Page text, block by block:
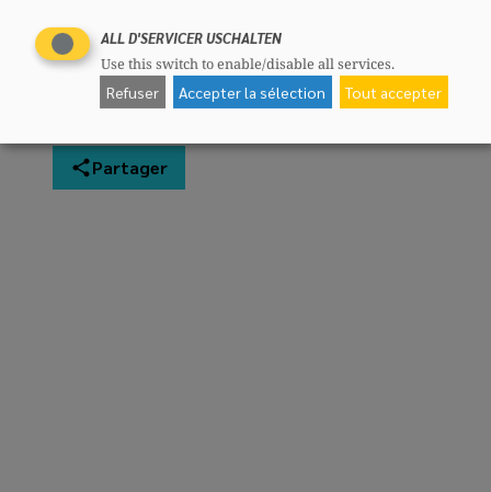
Partager
ALL D'SERVICER USCHALTEN
Use this switch to enable/disable all services.
Refuser Accepter la sélection Tout accepter